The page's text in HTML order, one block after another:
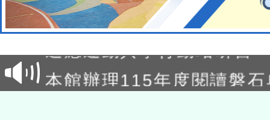
本校115學年度第2次代理
結果公告(無人報名，續辦
適應運動共學行動站研習
本館辦理115年度閱讀磐